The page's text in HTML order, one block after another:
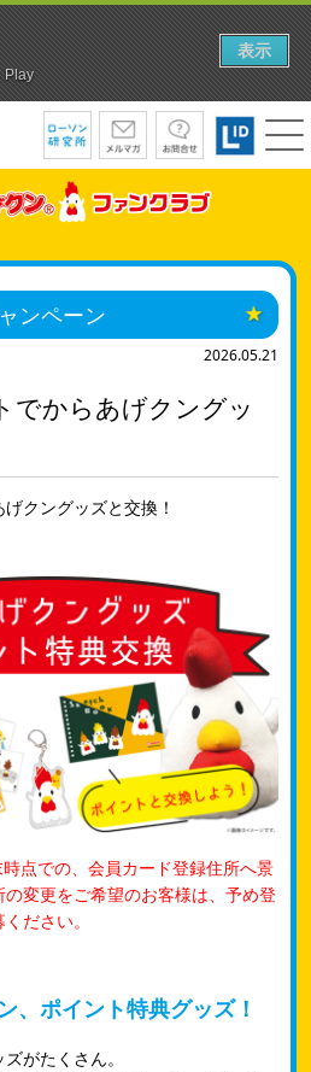
ンペーン
2026.05.21
でからあげクングッ
クングッズと交換！
点での、会員カード登録住所へ景
変更をご希望のお客様は、予め登
ださい。​
、ポイント特典グッズ！
がたくさん。
Play
表示